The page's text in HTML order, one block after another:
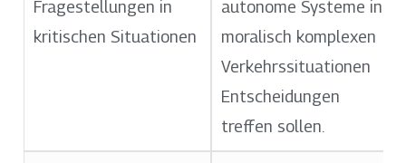
Fragestellungen in
kritischen Situationen
autonome Systeme in
moralisch komplexen
Verkehrssituationen
Entscheidungen
treffen sollen.